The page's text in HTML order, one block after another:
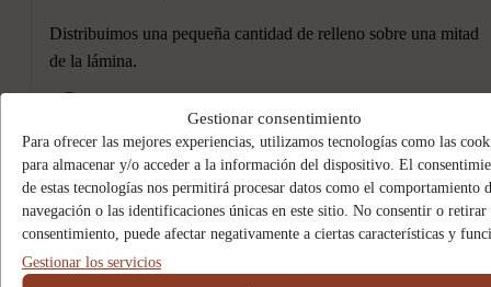
Gestionar consentimiento
Para ofrecer las mejores experiencias, utilizamos tecnologías como las
para almacenar y/o acceder a la información del dispositivo. El
de estas tecnologías nos permitirá procesar datos como el comportamiento
navegación o las identificaciones únicas en este sitio. No consentir o retirar
consentimiento, puede afectar negativamente a ciertas características y
Gestionar los servicios
Distribuimos una pequeña cantidad de relleno sobre una mitad
de la lámina.
Enrollamos empezando por el lado donde hemos colocado el
relleno.
Continuamos de la misma forma hasta terminar todos los